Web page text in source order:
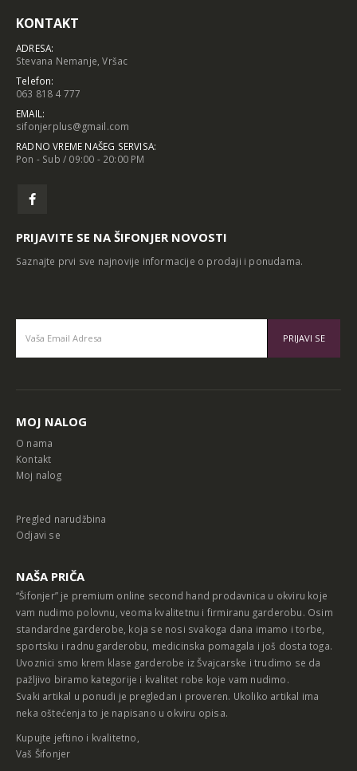
KONTAKT
ADRESA:
Stevana Nemanje, Vršac
Telefon:
063 818 4 777
EMAIL:
sifonjerplus@gmail.com
RADNO VREME NAŠEG SERVISA:
Pon - Sub / 09:00 - 20:00 PM
PRIJAVITE SE NA ŠIFONJER NOVOSTI
Saznajte prvi sve najnovije informacije o prodaji i ponudama.
MOJ NALOG
O nama
Kontakt
Moj nalog
Pregled narudžbina
Odjavi se
NAŠA PRIČA
“Šifonjer” je premium online second hand prodavnica u okviru koje
vam nudimo polovnu, veoma kvalitetnu i firmiranu garderobu. Osim
standardne garderobe, koja se nosi svakoga dana imamo i torbe,
sportsku i radnu garderobu, medicinska pomagala i još dosta toga.
Uvoznici smo krem klase garderobe iz Švajcarske i trudimo se da
pažljivo biramo kategorije i kvalitet robe koje vam nudimo.
Svaki artikal u ponudi je pregledan i proveren. Ukoliko artikal ima
neka oštećenja to je napisano u okviru opisa.
Kupujte jeftino i kvalitetno,
Vaš Šifonjer